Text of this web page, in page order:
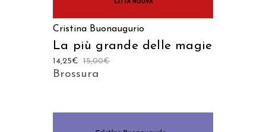
Cristina Buonaugurio
La più grande delle magie
15,00€
14,25€
Brossura